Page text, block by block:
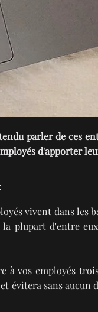
parler de ces
d'apporter
vivent dans les
plupart d'entre
à vos employés
évitera sans